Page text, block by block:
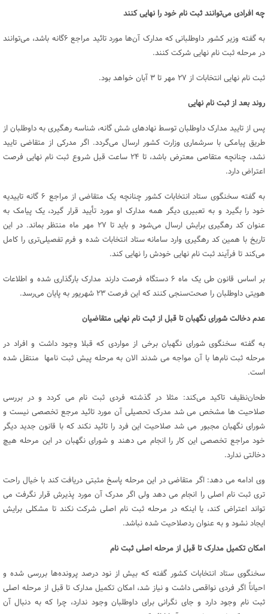
چه افرادی می‌توانند ثبت نام خود را نهایی کنند
به گفته وزیر کشور داوطلبانی که مدارک آن‌ها مورد تائید مراجع ۶گانه باشد، می‌توانند
در مرحله ثبت نام نهایی شرکت کنند.
ثبت نام نهایی انتخابات از ۲۷ مهر تا ۳ آبان خواهد بود.
روند بعد از ثبت نام نهایی
پس از تایید مدارک داوطلبان توسط نهاد‌های شش گانه، شناسه رهگیری به داوطلبان از
طریق پیامکی با سرشماری وزارت کشور ارسال می‌گردد. اگر مدرکی از متقاضی تایید
نشد، چنانچه متقاصی معترض باشد، تا ۲۴ ساعت قبل شروع ثبت نام نهایی فرصت
اعتراض دارد.
به گفته سخنگوی ستاد انتخابات کشور چنانچه یک متقاضی از مراجع ۶ گانه تاییدیه
خود را بگیرد و به تعبیری دیگر همه مدارک او مورد تأیید قرار گیرد، یک پیامک به
عنوان کد رهگیری برایش ارسال می‌شود و باید تا ۲۷ مهر ماه منتظر بماند. در این
تاریخ با همین کد رهگیری وارد سامانه ستاد انتخابات شده و فرم تفصیلی‌تری را کامل
می‌کند تا فرآیند ثبت نام نهایی خودش را نهایی کند.
بر اساس قانون طی یک ماه ۶ دستگاه فرصت دارند مدارک بارگذاری شده و اطلاعات
هویتی داوطلبان را صحت‌سنجی کنند که این فرصت ۲۳ شهریور به پایان می‌رسد.
عدم دخالت شورای نگهبان تا قبل از ثبت نام نهایی متقاضیان
به گفته سخنگوی شورای نگهبان برخی از مواردی که قبلا وجود داشت و افراد در
مرحله ثبت نام‌ها با آن مواجه می شدند الان به مرحله پیش ثبت نامها منتقل شده
است.
طحان‌نظیف تاکید می‌کند: مثلا در گذشته فردی ثبت نام می کردد و در بررسی
صلاحیت ها مشخص می شد مدرک تحصیلی آن مورد تائید مرجع تخصصی نیست و
شورای نگهبان مجبور می شد صلاحیت این فرد را تائید نکند که با قانون جدید دیگر
خود مراجع تخصصی این کار را انجام می دهند و شورای نگهبان در این مرحله هیچ
دخالتی ندارد.
وی ادامه می دهد: اگر متقاضی در این مرحله پاسخ مثبتی دریافت کند با خیال راحت
تری ثبت نام اصلی را انجام می دهد ولی اگر مدرک آن مورد پذیرش قرار نگرفت می
تواند اعتراض کند، یا اینکه در مرحله ثبت نام اصلی شرکت نکند تا مشکلی برایش
ایجاد نشود و به عنوان ردصلاحیت شده نباشد.
امکان تکمیل مدارک تا قبل از مرحله اصلی ثبت نام
سخنگوی ستاد انتخابات کشور گفته که بیش از نود درصد پرونده‌ها بررسی شده و
احیاناً اگر فردی نواقصی داشت و نیاز شد، امکان تکمیل مدارک تا قبل از مرحله اصلی
ثبت نام وجود دارد و جای نگرانی برای داوطلبان وجود ندارد، چرا که به دنبال آن